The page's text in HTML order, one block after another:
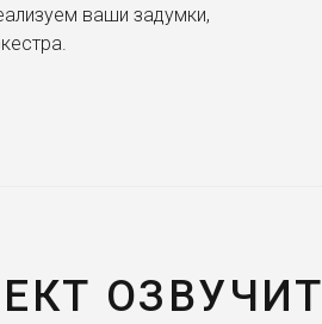
ваши задумки,
ОЗВУЧИТ